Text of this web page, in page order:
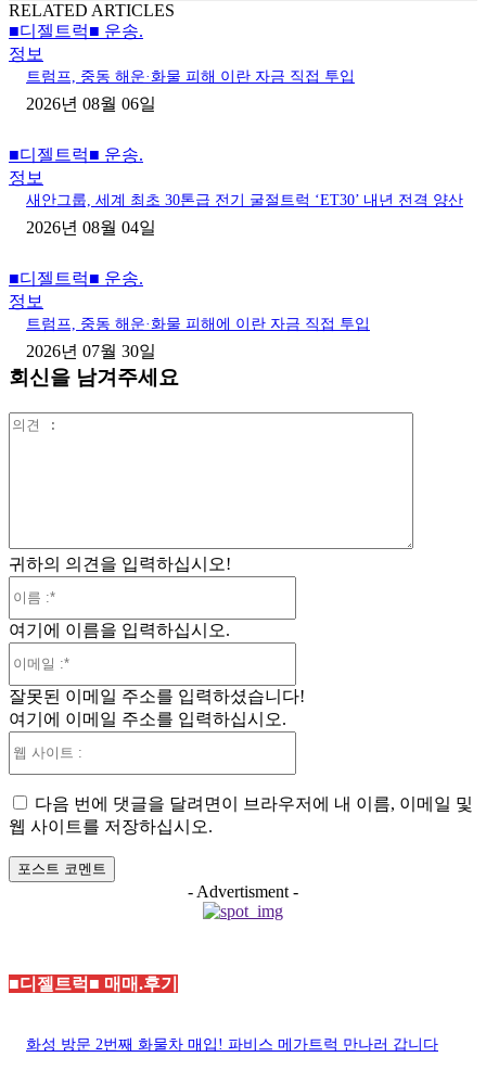
RELATED ARTICLES
■디젤트럭■ 운송.
정보
트럼프, 중동 해운·화물 피해 이란 자금 직접 투입
2026년 08월 06일
■디젤트럭■ 운송.
정보
새안그룹, 세계 최초 30톤급 전기 굴절트럭 ‘ET30’ 내년 전격 양산
2026년 08월 04일
■디젤트럭■ 운송.
정보
트럼프, 중동 해운·화물 피해에 이란 자금 직접 투입
2026년 07월 30일
회신을 남겨주세요
귀하의 의견을 입력하십시오!
여기에 이름을 입력하십시오.
일
잘못된 이메일 주소를 입력하셨습니다!
여기에 이메일 주소를 입력하십시오.
트
다음 번에 댓글을 달려면이 브라우저에 내 이름, 이메일 및
웹 사이트를 저장하십시오.
- Advertisment -
■디젤트럭■ 매매.후기
화성 방문 2번째 화물차 매입! 파비스 메가트럭 만나러 갑니다